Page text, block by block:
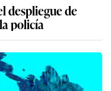
despliegue de
policía